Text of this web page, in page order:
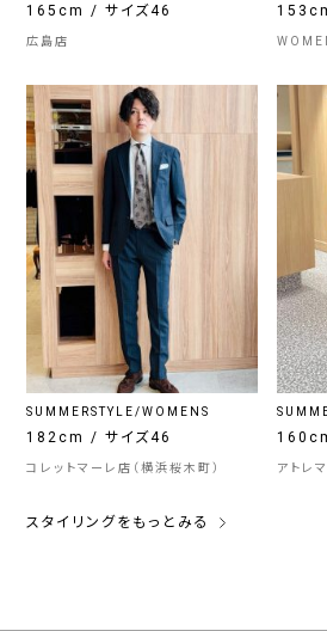
165cm / サイズ46
広島店
SUMMERSTYLE/WOMENS
182cm / サイズ46
コレットマーレ店（横浜桜木町） アトレ
スタイリングをもっとみる